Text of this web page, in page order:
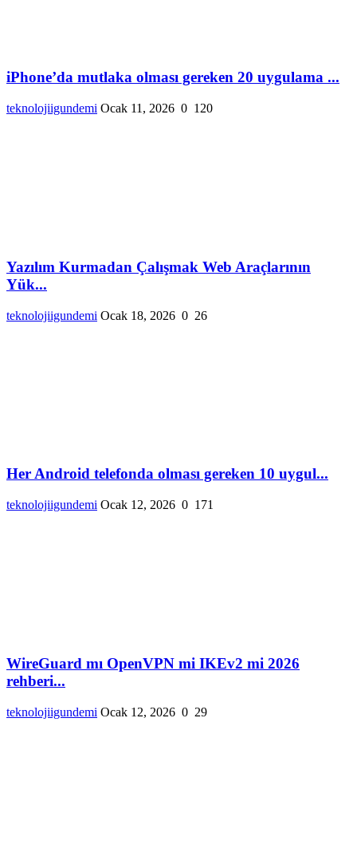
iPhone’da mutlaka olması gereken 20 uygulama ...
teknolojiigundemi Ocak 11, 2026 0 120
Yazılım Kurmadan Çalışmak Web Araçlarının
Yük...
teknolojiigundemi Ocak 18, 2026 0 26
Her Android telefonda olması gereken 10 uygul...
teknolojiigundemi Ocak 12, 2026 0 171
WireGuard mı OpenVPN mi IKEv2 mi 2026
rehberi...
teknolojiigundemi Ocak 12, 2026 0 29